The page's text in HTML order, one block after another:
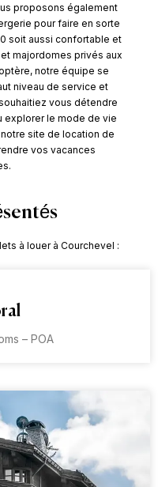
proposons également
pour faire en sorte
soit aussi confortable et
majordomes privés aux
notre équipe se
niveau de service et
vous détendre
explorer le mode de vie
site de location de
vos vacances
à louer à Courchevel :
– POA